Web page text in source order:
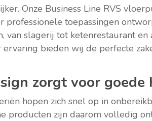
Onze Business Line RVS
professionele toepassingen
van slagerij tot ketenrestaurant
ervaring bieden wij de perfecte
zorgt voor goede
hopen zich snel op in
producten zijn daarom volledig